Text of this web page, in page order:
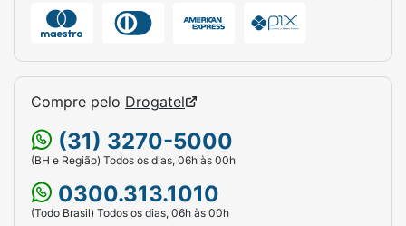
Compre pelo Drogatel
(31) 3270-5000
(BH e Região) Todos os dias, 06h às 00h
0300.313.1010
(Todo Brasil) Todos os dias, 06h às 00h